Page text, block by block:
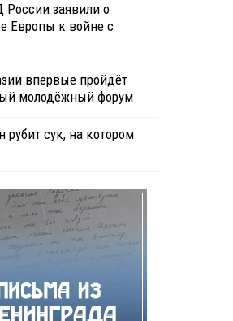
заявили о
Европы к войне с
впервые пройдёт
молодёжный форум
рубит сук, на котором